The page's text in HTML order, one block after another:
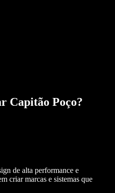
Capitão Poço?
de alta performance e
criar marcas e sistemas que